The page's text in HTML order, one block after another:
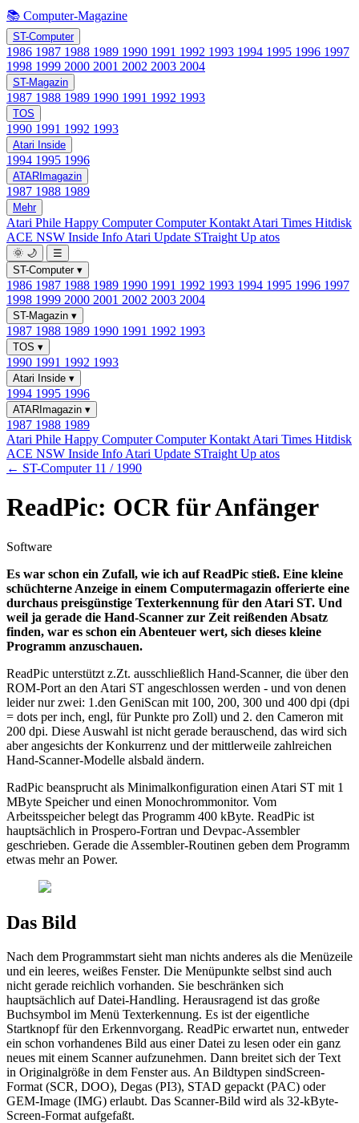
📚 Computer-Magazine
ST-Computer
1986 1987 1988 1989 1990 1991 1992 1993 1994 1995 1996 1997
1998 1999 2000 2001 2002 2003 2004
ST-Magazin
1987 1988 1989 1990 1991 1992 1993
TOS
1990 1991 1992 1993
Atari Inside
1994 1995 1996
ATARImagazin
1987 1988 1989
Mehr
Atari Phile Happy ComputerComputer Kontakt Atari Times Hitdisk
ACE NSW Inside Info Atari Update STraight Up atos
🌞 🌙
☰
ST-Computer ▾
1986 1987 1988 1989 1990 1991 1992 1993 1994 1995 1996 1997
1998 1999 2000 2001 2002 2003 2004
ST-Magazin ▾
1987 1988 1989 1990 1991 1992 1993
TOS ▾
1990 1991 1992 1993
Atari Inside ▾
1994 1995 1996
ATARImagazin ▾
1987 1988 1989
Atari Phile Happy ComputerComputer Kontakt Atari Times Hitdisk
ACE NSW Inside Info Atari Update STraight Up atos
← ST-Computer 11 / 1990
ReadPic: OCR für Anfänger
Software
Es war schon ein Zufall, wie ich auf ReadPic stieß. Eine kleine
schüchterne Anzeige in einem Computermagazin offerierte eine
durchaus preisgünstige Texterkennung für den Atari ST. Und
weil ja gerade die Hand-Scanner zur Zeit reißenden Absatz
finden, war es schon ein Abenteuer wert, sich dieses kleine
Programm anzuschauen.
ReadPic unterstützt z.Zt. ausschließlich Hand-Scanner, die über den
ROM-Port an den Atari ST angeschlossen werden - und von denen
leider nur zwei: 1.den GeniScan mit 100, 200, 300 und 400 dpi (dpi
= dots per inch, engl, für Punkte pro Zoll) und 2. den Cameron mit
200 dpi. Diese Auswahl ist nicht gerade berauschend, das wird sich
aber angesichts der Konkurrenz und der mittlerweile zahlreichen
Hand-Scanner-Modelle alsbald ändern.
RadPic beansprucht als Minimalkonfiguration einen Atari ST mit 1
MByte Speicher und einen Monochrommonitor. Vom
Arbeitsspeicher belegt das Programm 400 kByte. ReadPic ist
hauptsächlich in Prospero-Fortran und Devpac-Assembler
geschrieben. Gerade die Assembler-Routinen geben dem Programm
etwas mehr an Power.
Das Bild
Nach dem Programmstart sieht man nichts anderes als die Menüzeile
und ein leeres, weißes Fenster. Die Menüpunkte selbst sind auch
nicht gerade reichlich vorhanden. Sie beschränken sich
hauptsächlich auf Datei-Handling. Herausragend ist das große
Buchsymbol im Menü Texterkennung. Es ist der eigentliche
Startknopf für den Erkennvorgang. ReadPic erwartet nun, entweder
ein schon vorhandenes Bild aus einer Datei zu lesen oder ein ganz
neues mit einem Scanner aufzunehmen. Dann breitet sich der Text
in Originalgröße in dem Fenster aus. An Bildtypen sindScreen-
Format (SCR, DOO), Degas (PI3), STAD gepackt (PAC) oder
GEM-Image (IMG) erlaubt. Das Scanner-Bild wird als 32-kByte-
Screen-Format aufgefaßt.